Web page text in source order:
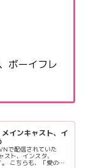
ボーイフレ
メインキャスト、イ
で配信されていた
スト、インスタ、
こちらも、「愛の不